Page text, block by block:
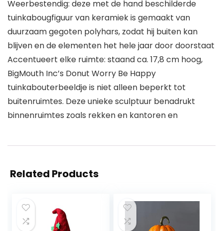
Weerbestendig: deze met de hand beschilderde
tuinkabougfiguur van keramiek is gemaakt van
duurzaam gegoten polyhars, zodat hij buiten kan
blijven en de elementen het hele jaar door doorstaat
Accentueert elke ruimte: staand ca. 17,8 cm hoog,
BigMouth Inc’s Donut Worry Be Happy
tuinkabouterbeeldje is niet alleen beperkt tot
buitenruimtes. Deze unieke sculptuur benadrukt
binnenruimtes zoals rekken en kantoren en
Related Products